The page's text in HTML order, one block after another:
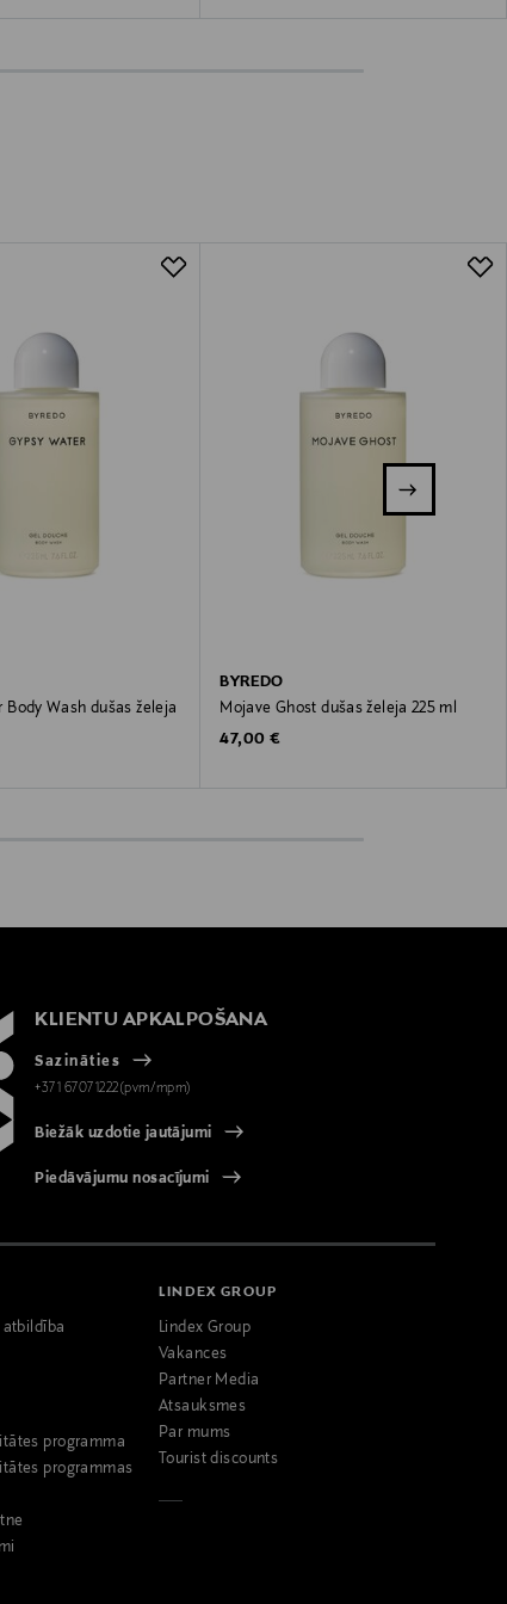
Body Wash dušas želeja
BYREDO
Mojave Ghost dušas želeja 225 ml
Original Price
47,00 €
KLIENTU APKALPOŠANA
Sazināties
+371 67071222(pvm/mpm)
Biežāk uzdotie jautājumi
Piedāvājumu nosacījumi
atbildība
programma
programmas
LINDEX GROUP
Lindex Group
Vakances
Partner Media
Atsauksmes
Par mums
Tourist discounts